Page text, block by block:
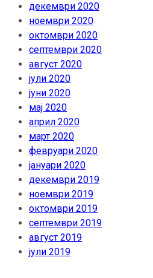
декември 2020
ноември 2020
октомври 2020
септември 2020
август 2020
јули 2020
јуни 2020
мај 2020
април 2020
март 2020
февруари 2020
јануари 2020
декември 2019
ноември 2019
октомври 2019
септември 2019
август 2019
јули 2019